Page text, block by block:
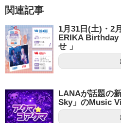
関連記事
1月31日(土)・2
ERIKA Birthday
せ 」
LANAが話題の
Sky」のMusic